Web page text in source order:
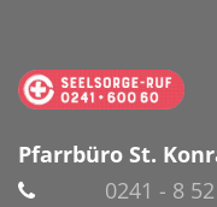
Pfarrbüro St.
0241 - 8